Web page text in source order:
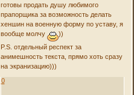
готовы продать душу любимого
прапорщика за возможность делать
хеншин на военную форму по уставу, я
вообще молчу
))
P.S. отдельный респект за
анимешность текста, прямо хоть сразу
на экранизацию)))
0